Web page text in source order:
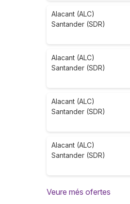
Alacant (ALC)
Santander (SDR)
Alacant (ALC)
Santander (SDR)
Alacant (ALC)
Santander (SDR)
Alacant (ALC)
Santander (SDR)
Veure més ofertes